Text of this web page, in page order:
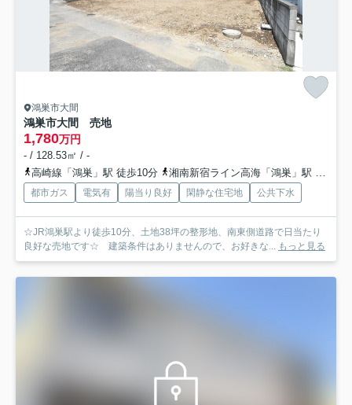
鴻巣市大間
鴻巣市大間 売地
1,780万円
- / 128.53㎡ / -
高崎線「鴻巣」駅 徒歩10分
湘南新宿ライン高海「鴻巣」駅 徒歩10分
都市ガス 電気有 陽当り良好 閑静な住宅地 公共下水
☆JR鴻巣駅より徒歩10分、土地38坪の整形地、南東側道路で日当たり
良好な売地です☆ 建築条件はありませんので、お好きな... もっと見る